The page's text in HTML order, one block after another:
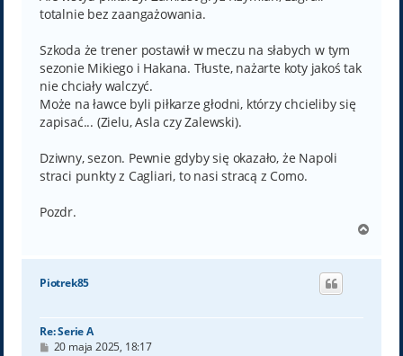
totalnie bez zaangażowania.
Szkoda że trener postawił w meczu na słabych w tym
sezonie Mikiego i Hakana. Tłuste, nażarte koty jakoś tak
nie chciały walczyć.
Może na ławce byli piłkarze głodni, którzy chcieliby się
zapisać... (Zielu, Asla czy Zalewski).
Dziwny, sezon. Pewnie gdyby się okazało, że Napoli
straci punkty z Cagliari, to nasi stracą z Como.
Pozdr.
g
Piotrek85
Re: Serie A
P20 maja 2025, 18:17